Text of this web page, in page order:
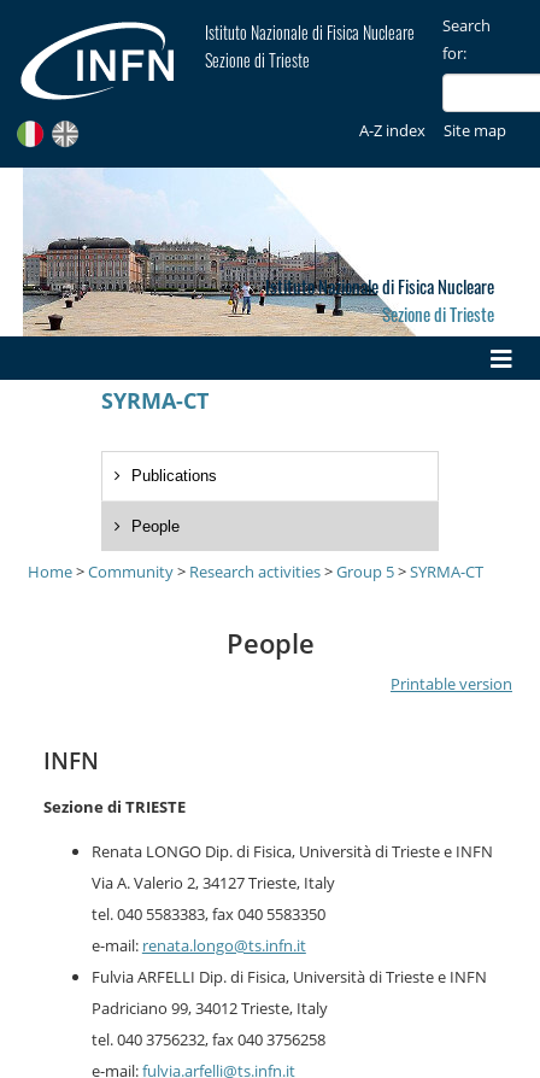
Istituto Nazionale di Fisica Nucleare
Sezione di Trieste
Search
for:
A-Z index Site map
Istituto Nazionale di Fisica Nucleare
Sezione di Trieste
SYRMA-CT
Publications
People
Home>Community> Research activities>Group 5>SYRMA-CT
People
Printable version
INFN
Sezione di TRIESTE
Renata LONGO Dip. di Fisica, Università di Trieste e INFN
Via A. Valerio 2, 34127 Trieste, Italy
tel. 040 5583383, fax 040 5583350
e-mail: renata.longo@ts.infn.it
Fulvia ARFELLI Dip. di Fisica, Università di Trieste e INFN
Padriciano 99, 34012 Trieste, Italy
tel. 040 3756232, fax 040 3756258
e-mail:fulvia.arfelli@ts.infn.it